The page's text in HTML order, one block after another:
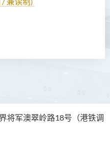
将军澳翠岭路18号（港铁调